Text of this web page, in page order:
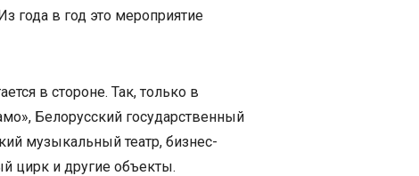
года в год это мероприятие
в стороне. Так, только в
Белорусский государственный
музыкальный театр, бизнес-
цирк и другие объекты.